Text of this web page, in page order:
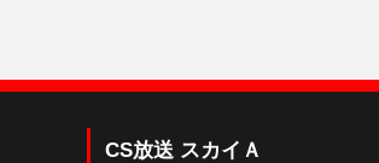
CS放送 スカイＡ